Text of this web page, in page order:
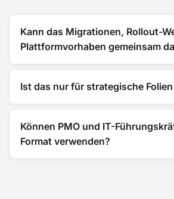
Kann das Migrationen, Rollout-
Plattformvorhaben gemeinsam
Ist das nur für strategische
Können PMO und IT-
Format verwenden?